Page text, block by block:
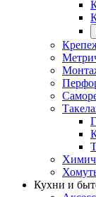
Кухни и